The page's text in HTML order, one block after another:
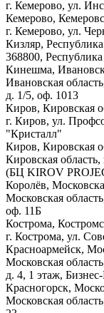
г. Кемерово, ул.
Кемерово,
г. Кемерово, ул.
Кизляр,
368800,
Кинешма,
Ивановская
д. 1/5, оф. 1013
Киров, Кировская
г. Киров, ул.
"Кристалл"
Киров, Кировская
Кировская
(БЦ KIROV
Королёв,
Московская
оф. 11Б
Кострома,
г. Кострома, ул.
Красноармейск,
Московская
д. 4, 1 этаж,
Красногорск,
Московская